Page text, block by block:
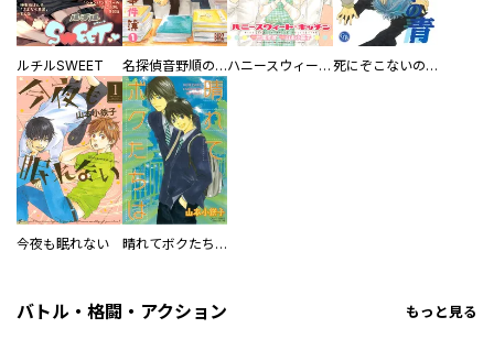
ルチルSWEET 名探偵音野順の事件簿 ハニースウィート・キッチン 死にぞこないの青
今夜も眠れない 晴れてボクたちは
バトル・格闘・アクション もっと見る